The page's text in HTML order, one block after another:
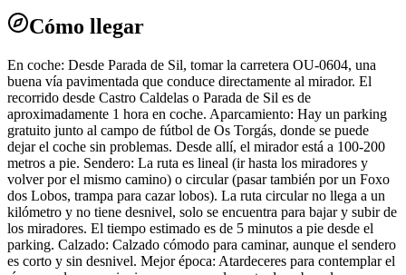
Cómo llegar
En coche: Desde Parada de Sil, tomar la carretera OU-0604, una
buena vía pavimentada que conduce directamente al mirador. El
recorrido desde Castro Caldelas o Parada de Sil es de
aproximadamente 1 hora en coche. Aparcamiento: Hay un parking
gratuito junto al campo de fútbol de Os Torgás, donde se puede
dejar el coche sin problemas. Desde allí, el mirador está a 100-200
metros a pie. Sendero: La ruta es lineal (ir hasta los miradores y
volver por el mismo camino) o circular (pasar también por un Foxo
dos Lobos, trampa para cazar lobos). La ruta circular no llega a un
kilómetro y no tiene desnivel, solo se encuentra para bajar y subir de
los miradores. El tiempo estimado es de 5 minutos a pie desde el
parking. Calzado: Calzado cómodo para caminar, aunque el sendero
es corto y sin desnivel. Mejor época: Atardeceres para contemplar el